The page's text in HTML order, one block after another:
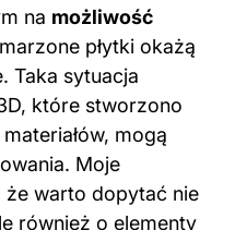
na możliwość
płytki okażą
Taka sytuacja
które stworzono
mogą
Moje
że warto dopytać nie
również o elementy